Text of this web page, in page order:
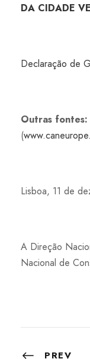
DA CIDADE
Declaração de
Outras fontes:
(
Lisboa, 11 de
A Direção
Nacional de
PREV